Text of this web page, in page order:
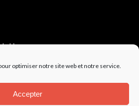
optimiser notre site web et notre service.
Accepter
Livre